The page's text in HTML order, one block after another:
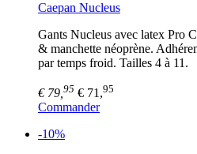
Caepan Nucleus
Gants Nucleus avec latex Pro
& manchette néoprène.
par temps froid. Tailles 4 à 11.
€ 79, 95 € 71,95
Commander
-10%